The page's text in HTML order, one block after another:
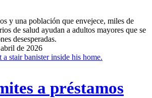
y una población que envejece, miles de
de salud ayudan a adultos mayores que se
desesperadas.
de 2026
a préstamos